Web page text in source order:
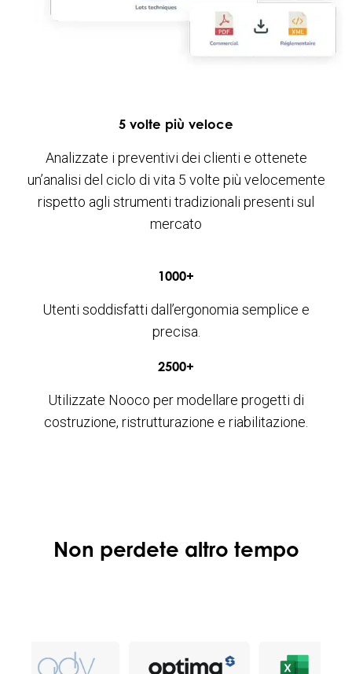
5 volte più veloce
Analizzate i preventivi dei clienti e ottenete
un’analisi del ciclo di vita 5 volte più velocemente
rispetto agli strumenti tradizionali presenti sul
mercato
1000+
Utenti soddisfatti dall’ergonomia semplice e
precisa.
2500+
Utilizzate Nooco per modellare progetti di
costruzione, ristrutturazione e riabilitazione.
Non perdete altro tempo